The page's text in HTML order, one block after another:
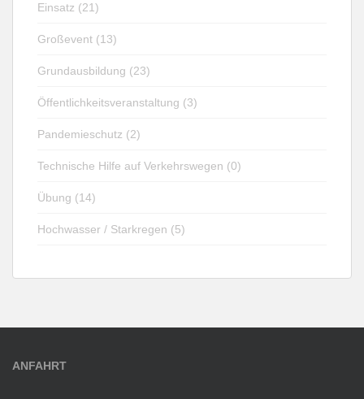
Einsatz (21)
Großevent (13)
Grundausbildung (23)
Öffentlichkeitsveranstaltung (3)
Pandemieschutz (2)
Technische Hilfe auf Verkehrswegen (0)
Übung (14)
Hochwasser / Starkregen (5)
ANFAHRT